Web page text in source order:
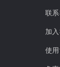
联
加
使